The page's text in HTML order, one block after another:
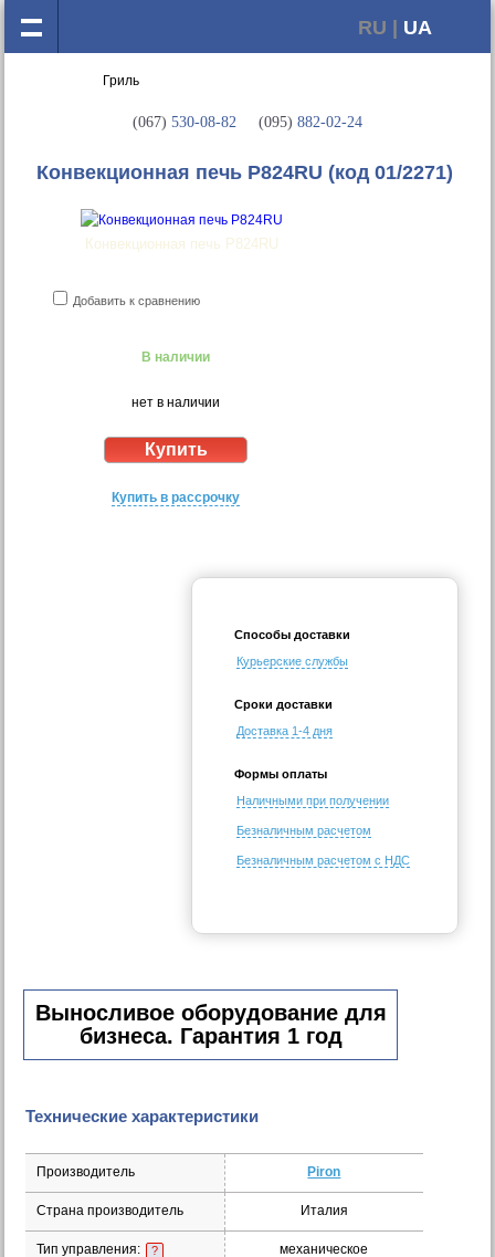
RU | UA
(067) 530-08-82 (095) 882-02-24
Конвекционная печь P824RU (код 01/2271)
Конвекционная печь P824RU
Добавить к сравнению
В наличии
нет в наличии
Купить в рассрочку
Способы доставки
Курьерские службы
Сроки доставки
Доставка 1-4 дня
Формы оплаты
Наличными при получении
Безналичным расчетом
Безналичным расчетом с НДС
Выносливое оборудование для
бизнеса. Гарантия 1 год
Технические характеристики
Производитель Piron
Страна производитель Италия
Тип управления: ? механическое